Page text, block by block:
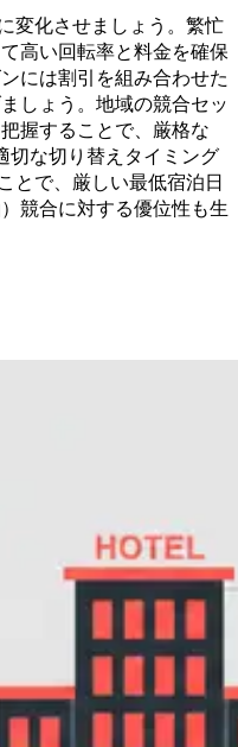
変化させましょう。繁忙
高い回転率と料金を確保
には割引を組み合わせた
しょう。地域の競合セッ
握することで、厳格な
切な切り替えタイミング
とで、厳しい最低宿泊日
競合に対する優位性も生